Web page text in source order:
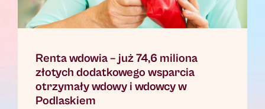
Renta wdowia – już 74,6 miliona
złotych dodatkowego wsparcia
otrzymały wdowy i wdowcy w
Podlaskiem